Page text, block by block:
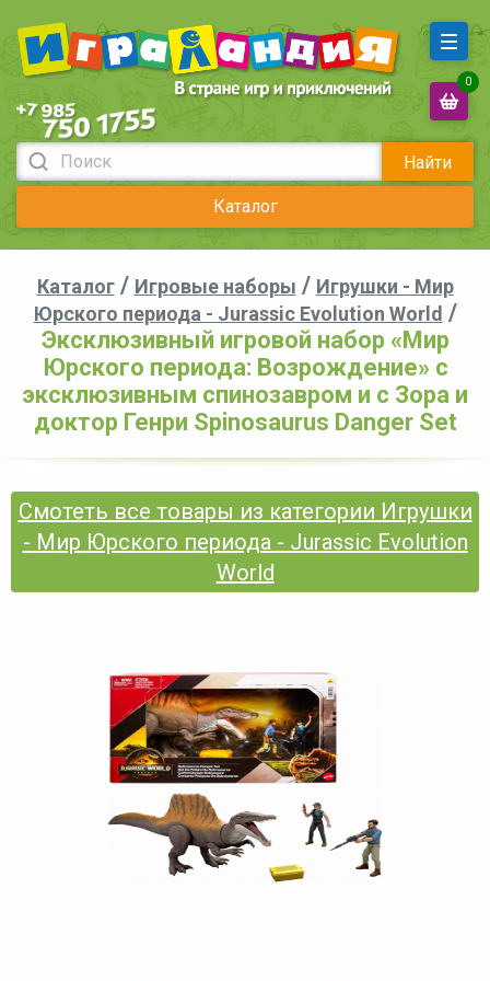
Найти
Каталог
0
Каталог/ Игровые наборы / Игрушки - Мир
Юрского периода - Jurassic Evolution World /
Эксклюзивный игровой набор «Мир
Юрского периода: Возрождение» с
эксклюзивным спинозавром и с Зора и
доктор Генри Spinosaurus Danger Set
Смотеть все товары из категории Игрушки
- Мир Юрского периода - Jurassic Evolution
World